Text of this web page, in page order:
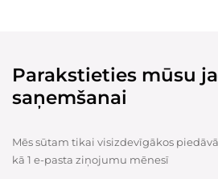
Parakstieties mūsu
saņemšanai
Mēs sūtam tikai visizdevīgākos
kā 1 e-pasta ziņojumu mēnesī